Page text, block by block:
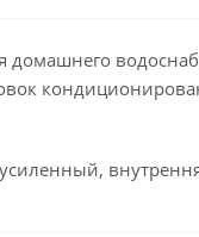
домашнего